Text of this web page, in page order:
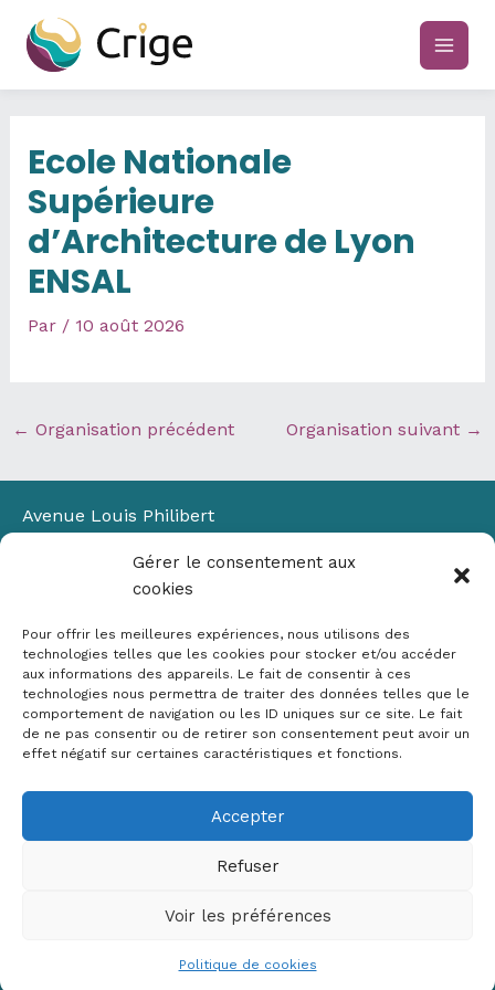
Gérer le consentement aux
cookies
Pour offrir les meilleures expériences, nous utilisons des
technologies telles que les cookies pour stocker et/ou accéder
aux informations des appareils. Le fait de consentir à ces
technologies nous permettra de traiter des données telles que le
comportement de navigation ou les ID uniques sur ce site. Le fait
de ne pas consentir ou de retirer son consentement peut avoir un
effet négatif sur certaines caractéristiques et fonctions.
Accepter
Refuser
Voir les préférences
Politique de cookies
contenu
main
Ecole Nationale
Supérieure
d’Architecture de Lyon
ENSAL
Par / 10 août 2026
← Organisation précédent Organisation suivant →
Avenue Louis Philibert
Bâtiment Laennec
13100 Aix-en-Provence
✉ contact@crige-paca.org
Mentions légales
RGPD
Copyright © 2026 Crige PACA